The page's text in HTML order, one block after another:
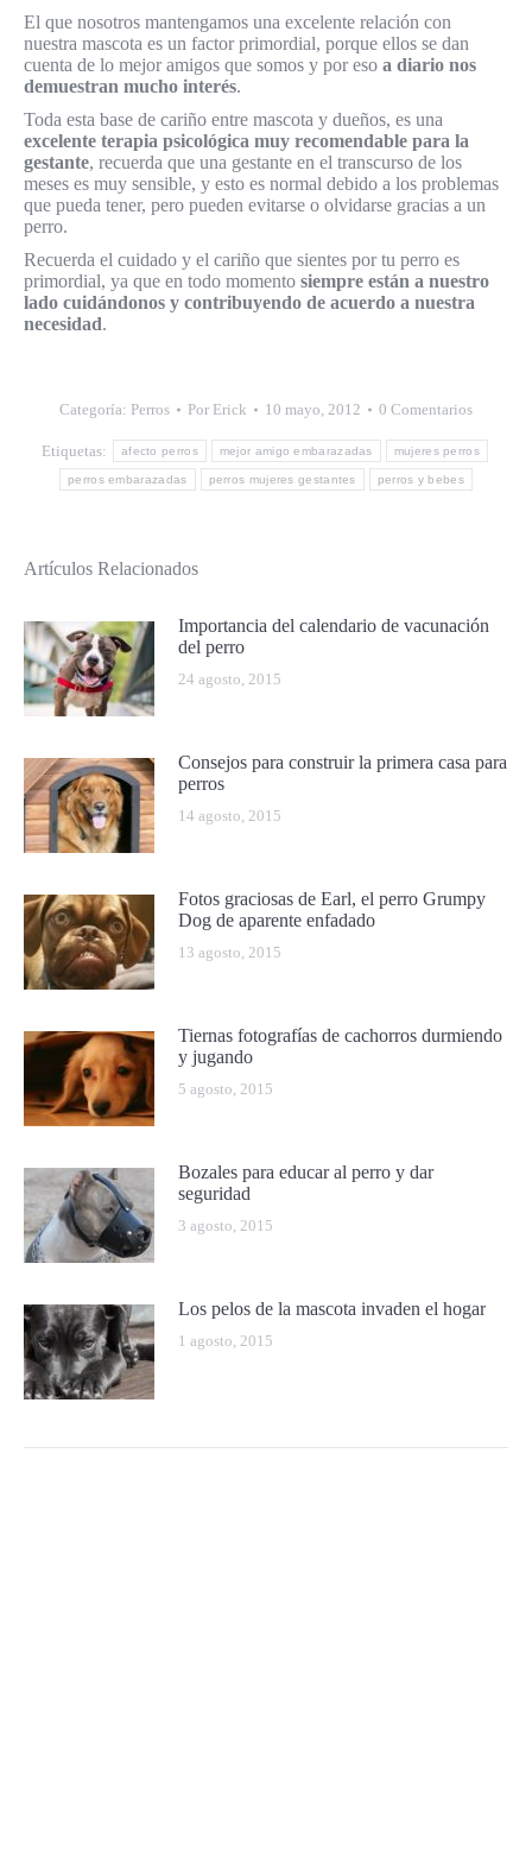
El que nosotros mantengamos una excelente relación con
nuestra mascota es un factor primordial, porque ellos se dan
cuenta de lo mejor amigos que somos y por eso a diario nos
demuestran mucho interés.
Toda esta base de cariño entre mascota y dueños, es una
excelente terapia psicológica muy recomendable para la
gestante, recuerda que una gestante en el transcurso de los
meses es muy sensible, y esto es normal debido a los problemas
que pueda tener, pero pueden evitarse o olvidarse gracias a un
perro.
Recuerda el cuidado y el cariño que sientes por tu perro es
primordial, ya que en todo momento siempre están a nuestro
lado cuidándonos y contribuyendo de acuerdo a nuestra
necesidad.
Categoría: Perros Por Erick 10 mayo, 2012 0 Comentarios
Etiquetas: afecto perros mejor amigo embarazadas mujeres perros
perros embarazadas perros mujeres gestantes perros y bebes
Artículos Relacionados
Importancia del calendario de vacunación
del perro
24 agosto, 2015
Consejos para construir la primera casa para
perros
14 agosto, 2015
Fotos graciosas de Earl, el perro Grumpy
Dog de aparente enfadado
13 agosto, 2015
Tiernas fotografías de cachorros durmiendo
y jugando
5 agosto, 2015
Bozales para educar al perro y dar
seguridad
3 agosto, 2015
Los pelos de la mascota invaden el hogar
1 agosto, 2015